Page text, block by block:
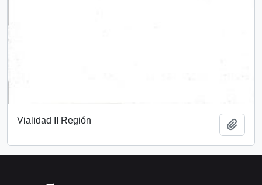
Vialidad II Región